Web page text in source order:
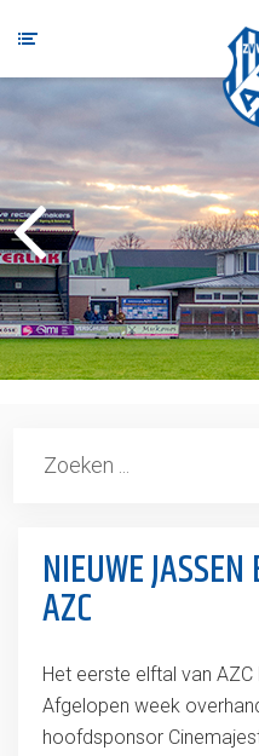
NIEUWE
AZC
Het eerste elftal van
Afgelopen week
hoofdsponsor